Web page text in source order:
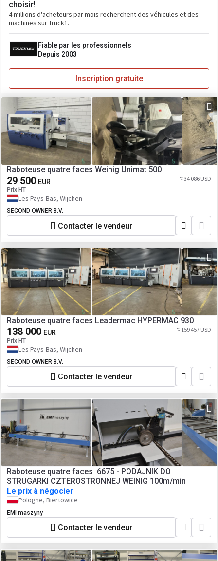
choisir!
4 millions d'acheteurs par mois recherchent des véhicules et des
machines sur Truck1.
Fiable par les professionnels
Depuis 2003
Inscription gratuite
Raboteuse quatre faces Weinig Unimat 500
29 500 EUR
Prix HT
≈ 34 086 USD
Les Pays-Bas, Wijchen
SECOND OWNER B.V.
Contacter le vendeur
Raboteuse quatre faces Leadermac HYPERMAC 930
138 000 EUR
Prix HT
≈ 159 457 USD
Les Pays-Bas, Wijchen
SECOND OWNER B.V.
Contacter le vendeur
Raboteuse quatre faces 6675 - PODAJNIK DO
STRUGARKI CZTEROSTRONNEJ WEINIG 100m/min
Le prix à négocier
Pologne, Biertowice
EMI maszyny
Contacter le vendeur